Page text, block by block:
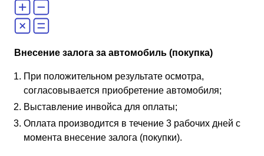
Внесение залога за автомобиль (покупка)
При положительном результате осмотра,
согласовывается приобретение автомобиля;
Выставление инвойса для оплаты;
Оплата производится в течение 3 рабочих дней с
момента внесение залога (покупки).